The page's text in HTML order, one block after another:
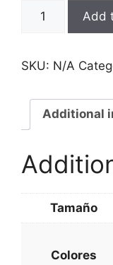
quantity
Add
SKU: N/A
Additional
Tamaño
Colores